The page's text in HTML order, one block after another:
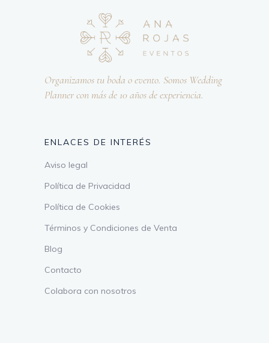
Organizamos tu boda o evento. Somos Wedding
Planner con más de 10 años de experiencia.
ENLACES DE INTERÉS
Aviso legal
Política de Privacidad
Política de Cookies
Términos y Condiciones de Venta
Blog
Contacto
Colabora con nosotros